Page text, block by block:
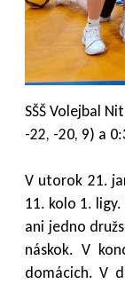
SŠŠ Volejbal
-22, -20, 9) a
V utorok 21.
11. kolo 1.
ani jedno
náskok. V
domácich. V